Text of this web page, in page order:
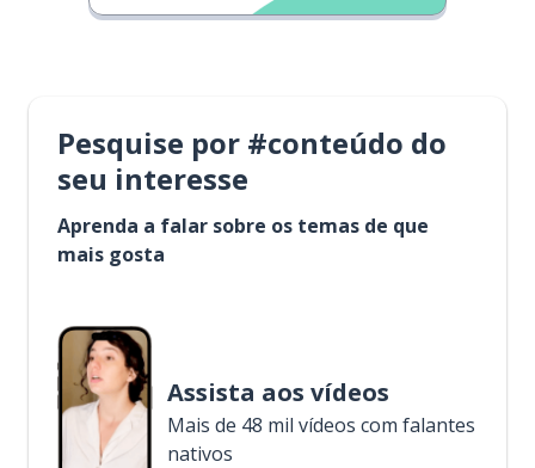
Pesquise por #conteúdo do
seu interesse
Aprenda a falar sobre os temas de que
mais gosta
Assista aos vídeos
Mais de 48 mil vídeos com falantes
nativos